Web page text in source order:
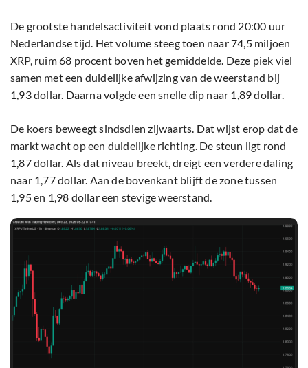
De grootste handelsactiviteit vond plaats rond 20:00 uur
Nederlandse tijd. Het volume steeg toen naar 74,5 miljoen
XRP, ruim 68 procent boven het gemiddelde. Deze piek viel
samen met een duidelijke afwijzing van de weerstand bij
1,93 dollar. Daarna volgde een snelle dip naar 1,89 dollar.
De koers beweegt sindsdien zijwaarts. Dat wijst erop dat de
markt wacht op een duidelijke richting. De steun ligt rond
1,87 dollar. Als dat niveau breekt, dreigt een verdere daling
naar 1,77 dollar. Aan de bovenkant blijft de zone tussen
1,95 en 1,98 dollar een stevige weerstand.